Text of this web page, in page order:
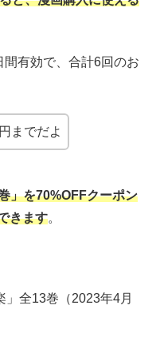
有効で、合計6回のお
までだよ
」を70%OFFクーポン
きます。
全13巻（2023年4月